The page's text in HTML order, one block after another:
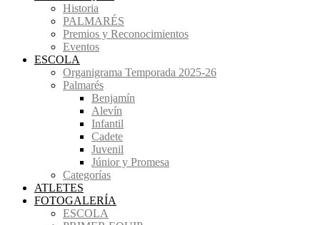
Historia
PALMARÉS
Premios y Reconocimientos
Eventos
ESCOLA
Organigrama Temporada 2025-26
Palmarés
Benjamín
Alevín
Infantil
Cadete
Juvenil
Júnior y Promesa
Categorías
ATLETES
FOTOGALERÍA
ESCOLA